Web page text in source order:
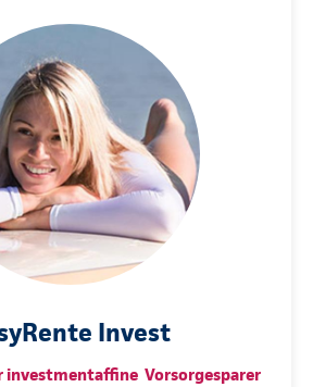
Invest
investmentaffine Vorsorgesparer